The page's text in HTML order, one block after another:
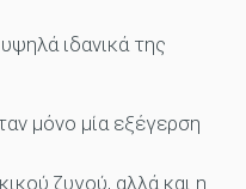
ιδανικά της
μόνο μία εξέγερση
ζυγού, αλλά και η